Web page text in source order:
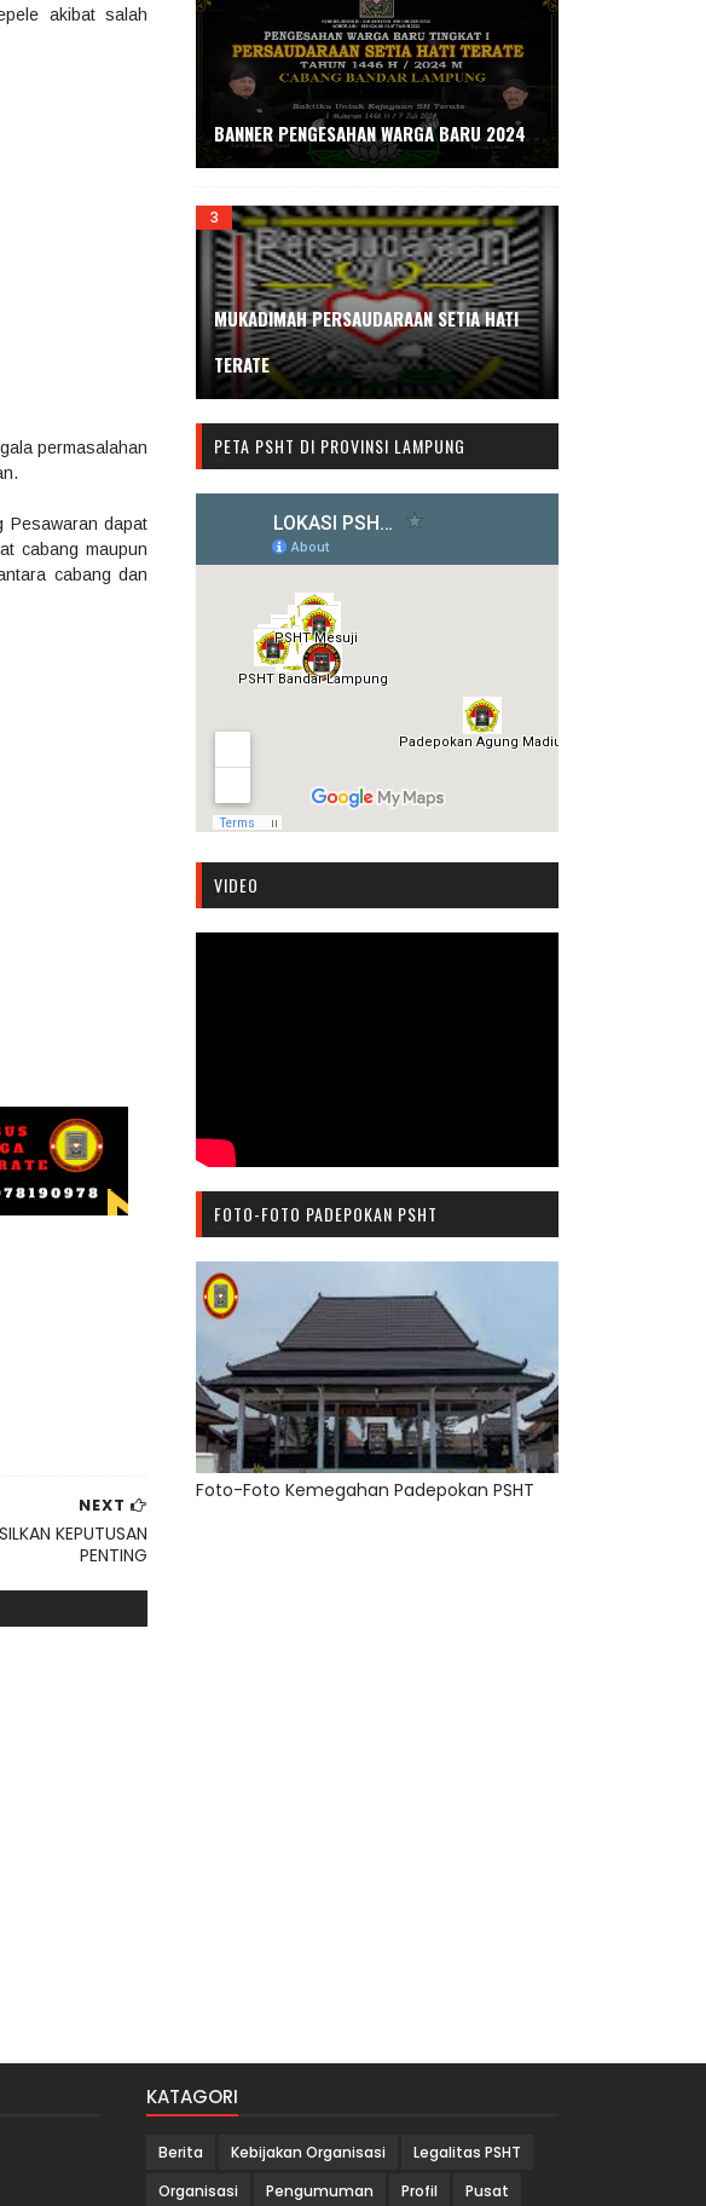
akibat salah
permasalahan
Pesawaran dapat
cabang maupun
cabang dan
NEXT
KEPUTUSAN
PENTING
BANNER PENGESAHAN WARGA BARU 2024
MUKADIMAH PERSAUDARAAN SETIA HATI
TERATE
PETA PSHT DI PROVINSI LAMPUNG
VIDEO
FOTO-FOTO PADEPOKAN PSHT
Foto-Foto Kemegahan Padepokan PSHT
KATAGORI
Berita Kebijakan Organisasi
Legalitas PSHT
Organisasi
Pengumuman Profil Pusat